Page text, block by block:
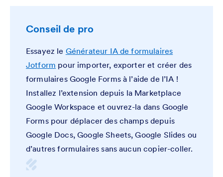
Conseil de pro
Essayez le Générateur IA de formulaires
Jotform pour importer, exporter et créer des
formulaires Google Forms à l’aide de l’IA !
Installez l’extension depuis la Marketplace
Google Workspace et ouvrez-la dans Google
Forms pour déplacer des champs depuis
Google Docs, Google Sheets, Google Slides ou
d’autres formulaires sans aucun copier-coller.